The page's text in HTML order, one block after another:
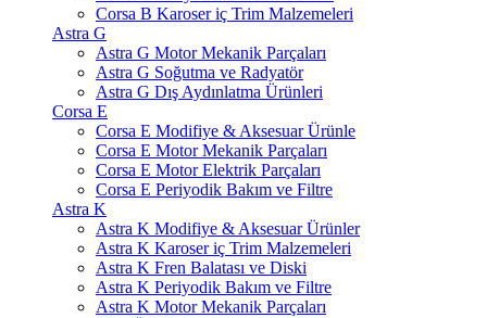
Corsa B Karoser iç Trim Malzemeleri
Astra G
Astra G Motor Mekanik Parçaları
Astra G Soğutma ve Radyatör
Astra G Dış Aydınlatma Ürünleri
Corsa E
Corsa E Modifiye & Aksesuar Ürünle
Corsa E Motor Mekanik Parçaları
Corsa E Motor Elektrik Parçaları
Corsa E Periyodik Bakım ve Filtre
Astra K
Astra K Modifiye & Aksesuar Ürünler
Astra K Karoser iç Trim Malzemeleri
Astra K Fren Balatası ve Diski
Astra K Periyodik Bakım ve Filtre
Astra K Motor Mekanik Parçaları